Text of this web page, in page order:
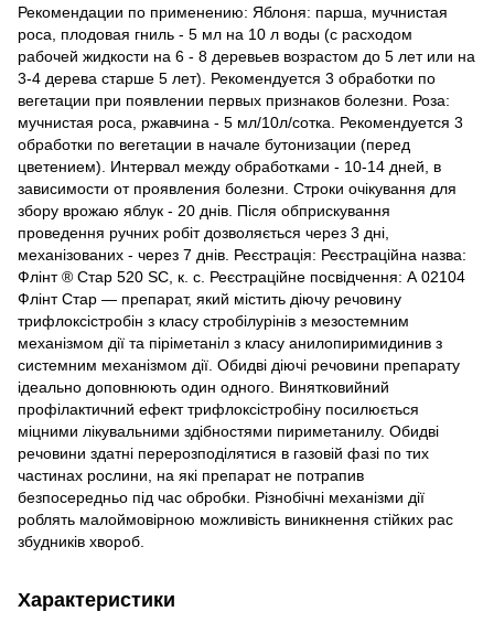
Рекомендации по применению: Яблоня: парша, мучнистая
роса, плодовая гниль - 5 мл на 10 л воды (с расходом
рабочей жидкости на 6 - 8 деревьев возрастом до 5 лет или на
3-4 дерева старше 5 лет). Рекомендуется 3 обработки по
вегетации при появлении первых признаков болезни. Роза:
мучнистая роса, ржавчина - 5 мл/10л/сотка. Рекомендуется 3
обработки по вегетации в начале бутонизации (перед
цветением). Интервал между обработками - 10-14 дней, в
зависимости от проявления болезни. Строки очікування для
збору врожаю яблук - 20 днів. Після обприскування
проведення ручних робіт дозволяється через 3 дні,
механізованих - через 7 днів. Реєстрація: Реєстраційна назва:
Флінт ® Стар 520 SC, к. с. Реєстраційне посвідчення: А 02104
Флінт Стар — препарат, який містить діючу речовину
трифлоксістробін з класу стробілурінів з мезостемним
механізмом дії та піріметаніл з класу анилопиримидинив з
системним механізмом дії. Обидві діючі речовини препарату
ідеально доповнюють один одного. Винятковийний
профілактичний ефект трифлоксістробіну посилюється
міцними лікувальними здібностями пириметанилу. Обидві
речовини здатні перерозподілятися в газовій фазі по тих
частинах рослини, на які препарат не потрапив
безпосередньо під час обробки. Різнобічні механізми дії
роблять малоймовірною можливість виникнення стійких рас
збудників хвороб.
Характеристики